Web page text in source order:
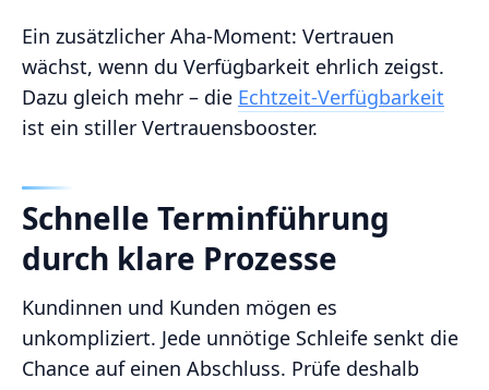
Ein zusätzlicher Aha-Moment: Vertrauen
wächst, wenn du Verfügbarkeit ehrlich zeigst.
Dazu gleich mehr – die Echtzeit-Verfügbarkeit
ist ein stiller Vertrauensbooster.
Schnelle Terminführung
durch klare Prozesse
Kundinnen und Kunden mögen es
unkompliziert. Jede unnötige Schleife senkt die
Chance auf einen Abschluss. Prüfe deshalb